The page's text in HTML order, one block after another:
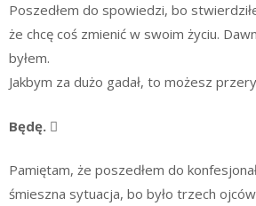
Poszedłem do spowiedzi, bo
że chcę coś zmienić w swoim życiu.
byłem.
Jakbym za dużo gadał, to możesz
Będę. 
Pamiętam, że poszedłem do
śmieszna sytuacja, bo było trzech